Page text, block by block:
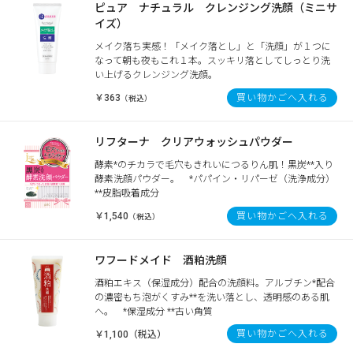
ピュア ナチュラル クレンジング洗顔（ミニサ
イズ）
メイク落ち実感！「メイク落とし」と「洗顔」が１つに
なって朝も夜もこれ１本。スッキリ落としてしっとり洗
い上げるクレンジング洗顔。
￥363 （税込） 買い物かごへ入れる
リフターナ クリアウォッシュパウダー
酵素*のチカラで毛穴もきれいにつるりん肌！黒炭**入り
酵素洗顔パウダー。 *パパイン・リパーゼ（洗浄成分）
**皮脂吸着成分
￥1,540 （税込） 買い物かごへ入れる
ワフードメイド 酒粕洗顔
酒粕エキス（保湿成分）配合の洗顔料。アルブチン*配合
の濃密もち泡がくすみ**を洗い落とし、透明感のある肌
へ。 *保湿成分 **古い角質
￥1,100（税込） 買い物かごへ入れる